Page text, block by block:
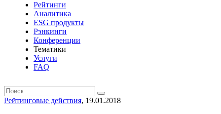
Рейтинги
Аналитика
ESG продукты
Рэнкинги
Конференции
Тематики
Услуги
FAQ
Рейтинговые действия, 19.01.2018